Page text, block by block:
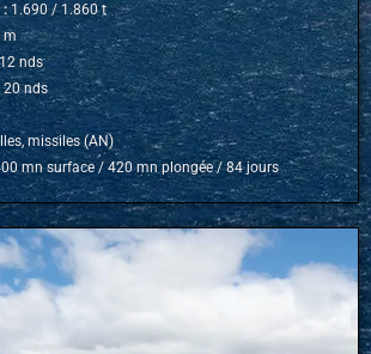
:1.690 / 1.860 t
m
nds
20 nds
missiles (AN)
mn surface / 420 mn plongée / 84 jours